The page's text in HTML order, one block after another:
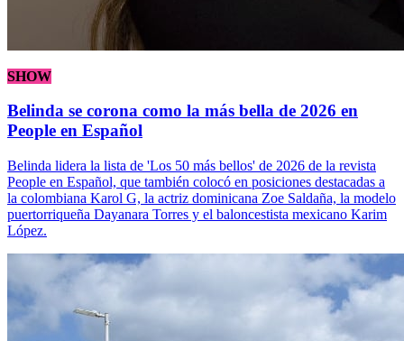
SHOW
Belinda se corona como la más bella de 2026 en
People en Español
Belinda lidera la lista de 'Los 50 más bellos' de 2026 de la revista
People en Español, que también colocó en posiciones destacadas a
la colombiana Karol G, la actriz dominicana Zoe Saldaña, la modelo
puertorriqueña Dayanara Torres y el baloncestista mexicano Karim
López.